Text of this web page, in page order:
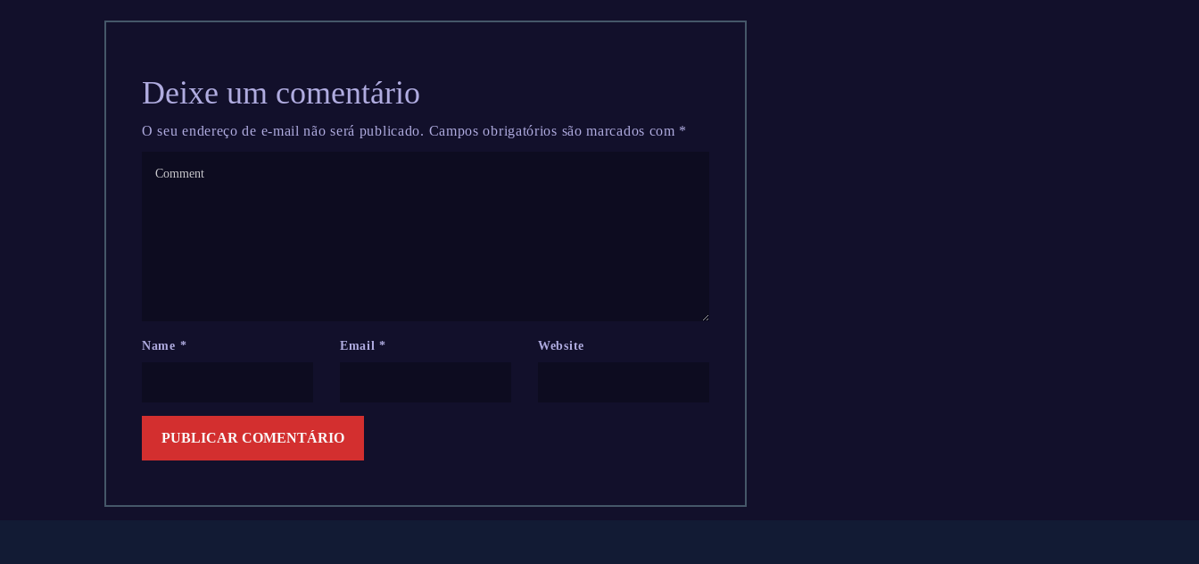
Deixe um comentário
O seu endereço de e-mail não será publicado. Campos obrigatórios são marcados com *
Name * Email* Website